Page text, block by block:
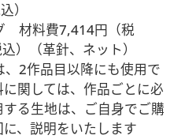
）
材料費7,414円（税
）（革針、ネット）
2作品目以降にも使用で
関しては、作品ごとに必
る生地は、ご自身でご購
、説明をいたします